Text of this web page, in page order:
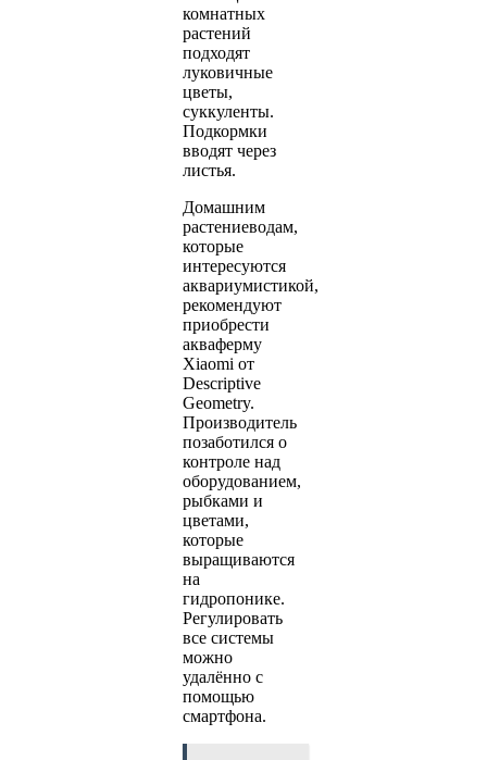
комнатных
растений
подходят
луковичные
цветы,
суккуленты.
Подкормки
вводят через
листья.
Домашним
растениеводам,
которые
интересуются
аквариумистикой,
рекомендуют
приобрести
акваферму
Xiaomi от
Descriptive
Geometry.
Производитель
позаботился о
контроле над
оборудованием,
рыбками и
цветами,
которые
выращиваются
на
гидропонике.
Регулировать
все системы
можно
удалённо с
помощью
смартфона.